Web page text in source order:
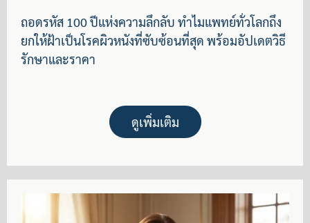
ถอดรหัส 100 ปีแห่งความลึกลับ ทำไมแพทย์ทั่วโลกถึง
ยกให้ฝ้าเป็นโรคผิวหนังที่ซับซ้อนที่สุด พร้อมอัปเดตวิธี
รักษาและราคา
ดูเพิ่มเติม